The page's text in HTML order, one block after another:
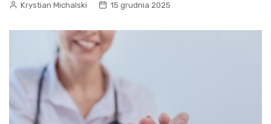
Krystian Michalski 15 grudnia 2025